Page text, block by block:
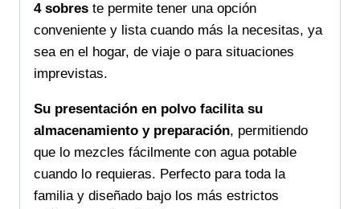
4 sobres te permite tener una opción
conveniente y lista cuando más la necesitas, ya
sea en el hogar, de viaje o para situaciones
imprevistas.
Su presentación en polvo facilita su
almacenamiento y preparación, permitiendo
que lo mezcles fácilmente con agua potable
cuando lo requieras. Perfecto para toda la
familia y diseñado bajo los más estrictos